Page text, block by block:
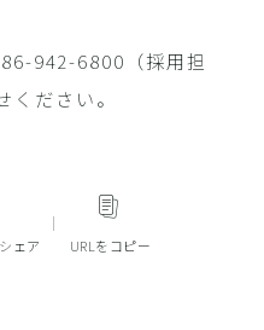
942-6800（採用担
ださい。
ェア URLをコピー